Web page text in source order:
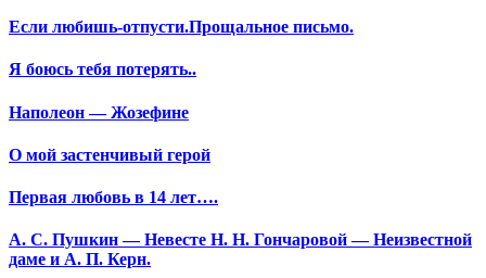
Если любишь-отпусти.Прощальное письмо.
Я боюсь тебя потерять..
Наполеон — Жозефине
О мой застенчивый герой
Первая любовь в 14 лет….
А. С. Пушкин — Невесте Н. Н. Гончаровой — Неизвестной
даме и А. П. Керн.